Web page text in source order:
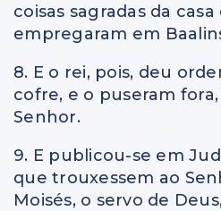
coisas sagradas da
empregaram em
8. E o rei, pois, deu
cofre, e o puseram
Senhor.
9. E publicou-se em
que trouxessem ao
Moisés, o servo de